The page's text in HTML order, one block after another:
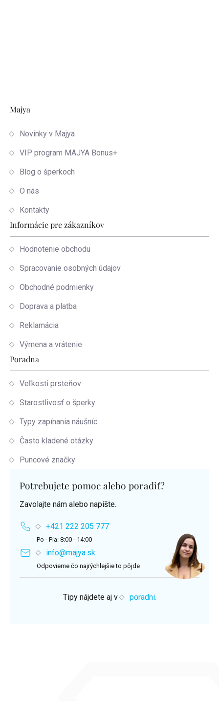
Zápätie
Majya
Novinky v Majya
VIP program MAJYA Bonus+
Blog o šperkoch
O nás
Kontakty
Informácie pre zákazníkov
Hodnotenie obchodu
Spracovanie osobných údajov
Obchodné podmienky
Doprava a platba
Reklamácia
Výmena a vrátenie
Poradna
Veľkosti prsteňov
Starostlivosť o šperky
Typy zapínania náušníc
Často kladené otázky
Puncové značky
Potrebujete pomoc alebo poradiť?
Zavolajte nám alebo napíšte.
+421 222 205 777
Po - Pia: 8:00 - 14:00
info@majya.sk
Odpovieme čo najrýchlejšie to pôjde
Tipy nájdete aj v poradni.